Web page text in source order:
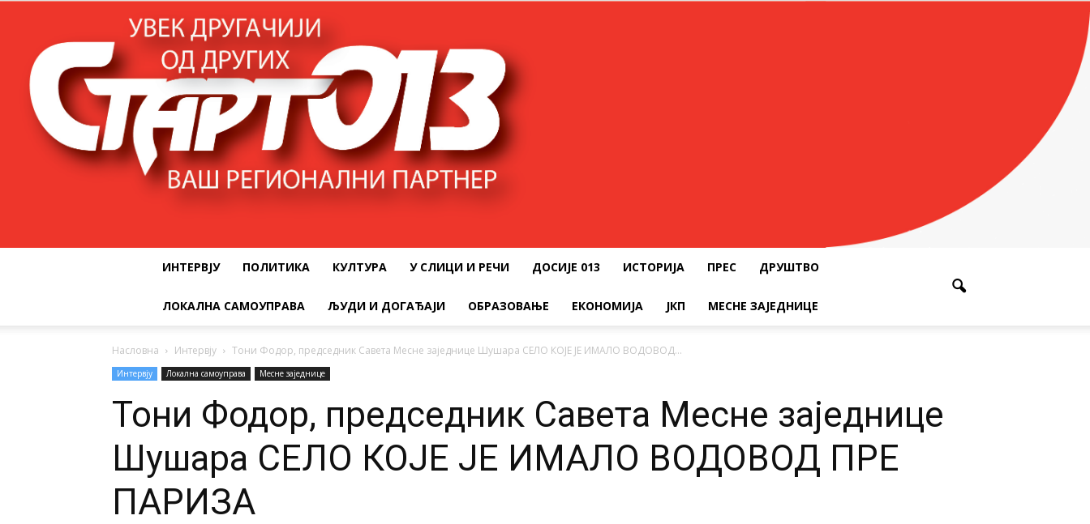
ИНТЕРВЈУ ПОЛИТИКА КУЛТУРА У СЛИЦИ И РЕЧИ ДОСИЈЕ 013 ИСТОРИЈА ПРЕС ДРУШТВО
ЛОКАЛНА САМОУПРАВА ЉУДИ И ДОГАЂАЈИ ОБРАЗОВАЊЕ ЕКОНОМИЈА ЈКП МЕСНЕ ЗАЈЕДНИЦЕ
Насловна Интервју Тони Фодор, председник Савета Месне заједнице Шушара СЕЛО КОЈЕ ЈЕ ИМАЛО ВОДОВОД...
Интервју Локална самоуправа Месне заједнице
Тони Фодор, председник Савета Месне заједнице
Шушара СЕЛО КОЈЕ ЈЕ ИМАЛО ВОДОВОД ПРЕ
ПАРИЗА